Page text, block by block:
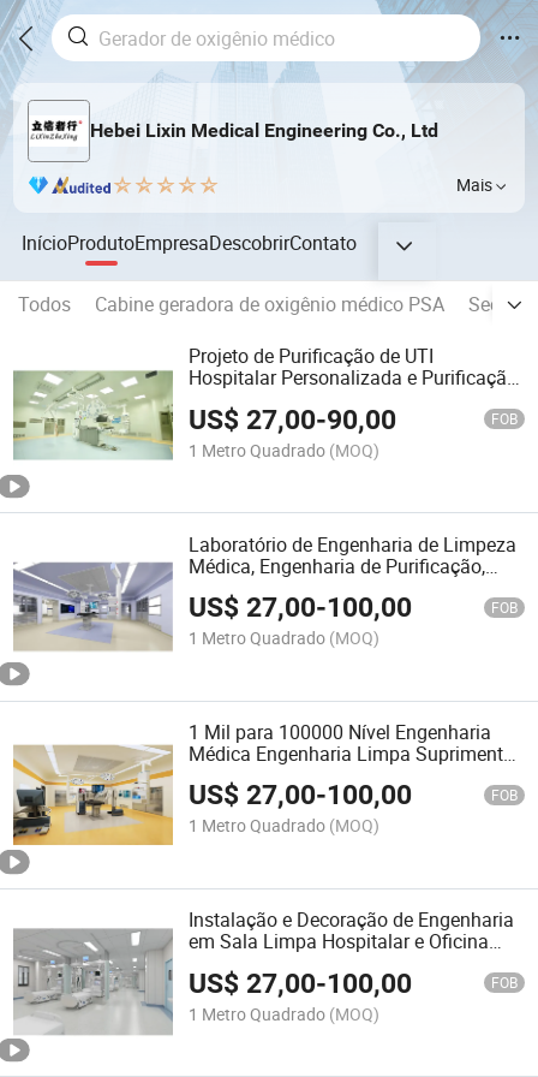
Hebei Lixin Medical Engineering Co., Ltd
Mais
InícioProdutoEmpresaDescobrirContato
Todos Cabine geradora de oxigênio médico PSA
Projeto de Purificação de UTI
Hospitalar Personalizada e Purificação
US$27,00-90,00 FOB
1 Metro Quadrado (MOQ)
Laboratório de Engenharia de Limpeza
Médica, Engenharia de Purificação,
Oficina de GMP, Construção de
Purificação
US$27,00-100,00 FOB
1 Metro Quadrado (MOQ)
1 Mil para 100000 Nível Engenharia
Médica Engenharia Limpa Suprimento
Purificação da Sala
US$27,00-100,00 FOB
1 Metro Quadrado (MOQ)
Instalação e Decoração de Engenharia
em Sala Limpa Hospitalar e Oficina
US$27,00-100,00 FOB
1 Metro Quadrado (MOQ)